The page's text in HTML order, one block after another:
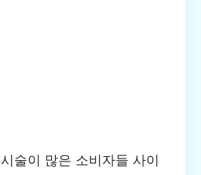
시술이 많은 소비자들 사이